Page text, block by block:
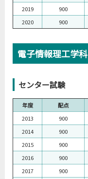
2019
900
2020
900
電子情報理工学科
センター試験
年度 配点
2013
900
2014
900
2015
900
2016
900
2017
900